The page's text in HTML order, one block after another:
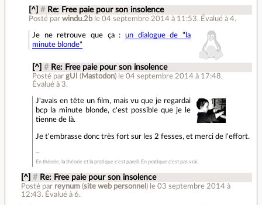
[^] # Re: Free paie pour son insolence
Posté par windu.2b le 04 septembre 2014 à 11:53. Évalué à 4.
Je ne retrouve que ça : un dialogue de "la
minute blonde"
[^] # Re: Free paie pour son insolence
Posté pargUI ( Mastodon) le 04 septembre 2014 à 17:48.
Évalué à 3.
J'avais en tête un film, mais vu que je regardai
bcp la minute blonde, c'est possible que je le
tienne de là.
Je t'embrasse donc très fort sur les 2 fesses, et merci de l'effort.
En théorie, la théorie et la pratique c'est pareil. En pratique c'est pas vrai.
[^] # Re: Free paie pour son insolence
Posté par reynum (site web personnel ) le 03 septembre 2014 à
12:43. Évalué à6.